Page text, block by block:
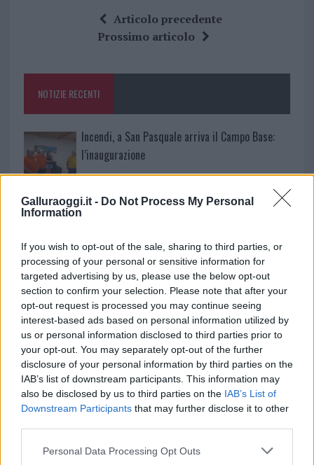
Galluraoggi.it - Do Not Process My Personal
Information
If you wish to opt-out of the sale, sharing to third parties, or
processing of your personal or sensitive information for
targeted advertising by us, please use the below opt-out
section to confirm your selection. Please note that after your
opt-out request is processed you may continue seeing
interest-based ads based on personal information utilized by
us or personal information disclosed to third parties prior to
your opt-out. You may separately opt-out of the further
disclosure of your personal information by third parties on the
IAB’s list of downstream participants. This information may
also be disclosed by us to third parties on the IAB’s List of
Downstream Participants that may further disclose it to other
Please note that this website/app uses one or more Google
Personal Data Processing Opt Outs
o
k
te
re
at
s
p
a
re
Articolo precedente
Prossimo articolo
NOTIZIE RECENTI
Incendi, a San Pasquale arriva il Campo Base:
l’inaugurazione
Andrea Mura conquista Palau: grande
partecipazione per il suo racconto
Calangianus, allarme sul centro accoglienza
minori, Albieri: “Episodi gravissimi”
Gallura, finti clienti svuotano le suite: furto da
50mila nel resort
Meteo Olbia 7 agosto, sole e caldo tornano
protagonisti
Test tunnel Olbia: rampe chiuse ancora fino a
fine agosto